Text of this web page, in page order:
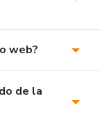
web?
de la